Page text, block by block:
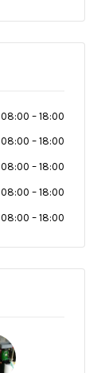
08:00 – 18:00
08:00 – 18:00
08:00 – 18:00
08:00 – 18:00
08:00 – 18:00